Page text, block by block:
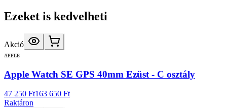
Ezeket is kedvelheti
Akció
APPLE
Apple Watch SE GPS 40mm Ezüst - C osztály
47 250 Ft163 650 Ft
Raktáron